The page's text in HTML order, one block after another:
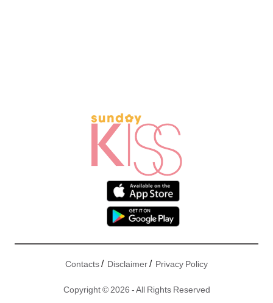
Contacts/ Disclaimer/ Privacy Policy
Copyright © 2026 - All Rights Reserved